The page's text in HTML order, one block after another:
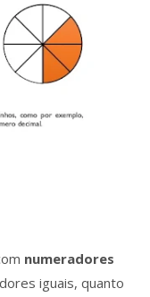
numeradores
iguais, quanto